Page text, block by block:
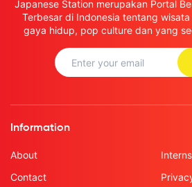
Japanese Station merupakan Portal
Terbesar di Indonesia tentang
gaya hidup, pop culture dan yang
Information
About
Contact